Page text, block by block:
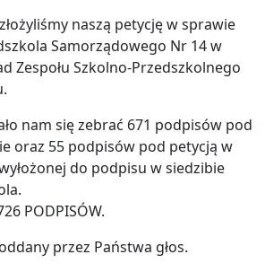
naszą petycję w sprawie
Samorządowego Nr 14 w
Zespołu Szkolno-Przedszkolnego
nam się zebrać 671 podpisów pod
oraz 55 podpisów pod petycją w
do podpisu w siedzibie
PODPISÓW.
przez Państwa głos.